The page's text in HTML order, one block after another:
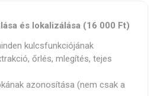
és lokalizálása (16 000 Ft)
kulcsfunkciójának
őrlés, mlegítés, tejes
azonosítása (nem csak a